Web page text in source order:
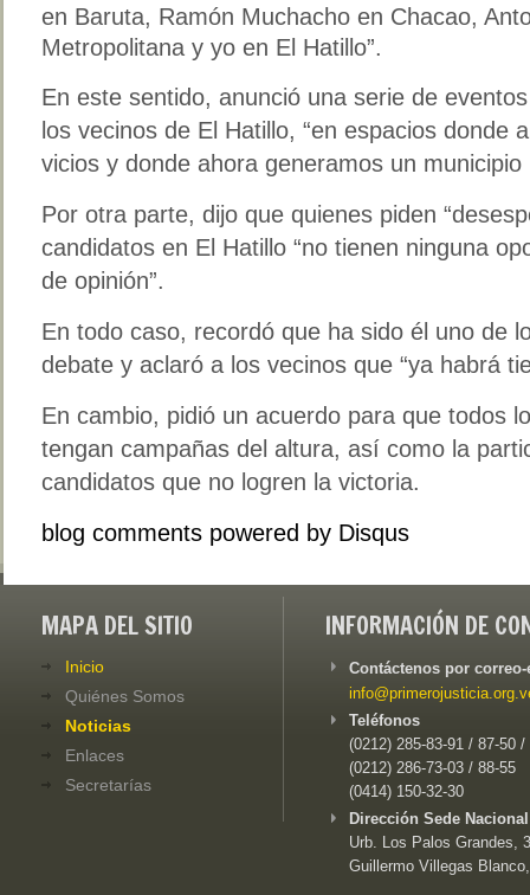
en Baruta, Ramón Muchacho en Chacao,
Metropolitana y yo en El Hatillo”.
En este sentido, anunció una serie de
los vecinos de El Hatillo, “en espacios donde
vicios y donde ahora generamos un municipio
Por otra parte, dijo que quienes piden
candidatos en El Hatillo “no tienen ninguna
de opinión”.
En todo caso, recordó que ha sido él uno de
debate y aclaró a los vecinos que “ya habrá
En cambio, pidió un acuerdo para que todos
tengan campañas del altura, así como la
candidatos que no logren la victoria.
blog comments powered by Disqus
MAPA DEL SITIO
Inicio
Quiénes Somos
Noticias
Enlaces
Secretarías
INFORMACIÓN DE
Contáctenos por
Teléfonos
(0212) 285-83-91 / 87-50 /
(0212) 286-73-03 / 88-55
(0414) 150-32-30
Dirección Sede
Urb. Los Palos Grandes,
Guillermo Villegas